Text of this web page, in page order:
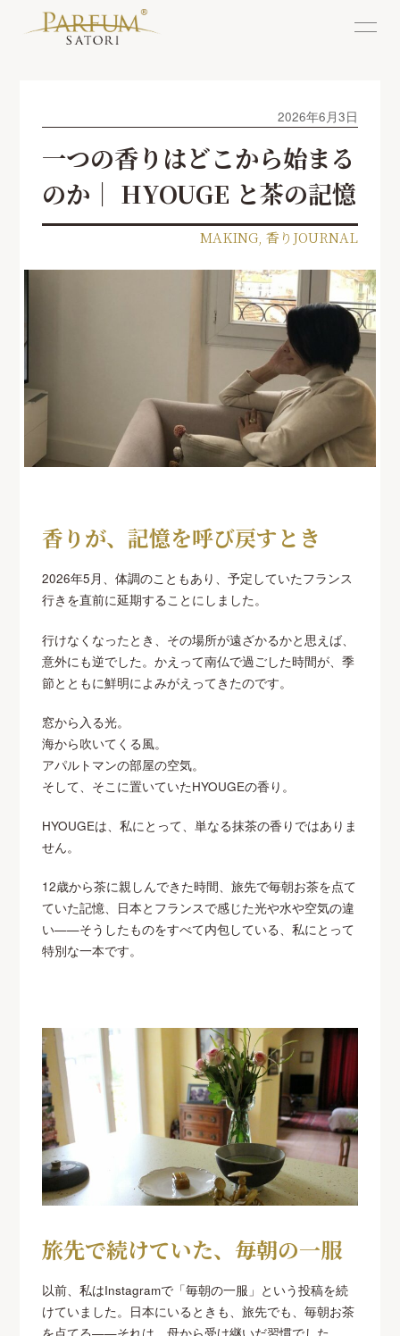
2026年6月3日
一つの香りはどこから始まる
のか｜ HYOUGE と茶の記憶
MAKING, 香りJOURNAL
香りが、記憶を呼び戻すとき
2026年5月、体調のこともあり、予定していたフランス
行きを直前に延期することにしました。
行けなくなったとき、その場所が遠ざかるかと思えば、
意外にも逆でした。かえって南仏で過ごした時間が、季
節とともに鮮明によみがえってきたのです。
窓から入る光。
海から吹いてくる風。
アパルトマンの部屋の空気。
そして、そこに置いていたHYOUGEの香り。
HYOUGEは、私にとって、単なる抹茶の香りではありま
せん。
12歳から茶に親しんできた時間、旅先で毎朝お茶を点て
ていた記憶、日本とフランスで感じた光や水や空気の違
い——そうしたものをすべて内包している、私にとって
特別な一本です。
旅先で続けていた、毎朝の一服
以前、私はInstagramで「毎朝の一服」という投稿を続
けていました。日本にいるときも、旅先でも、毎朝お茶